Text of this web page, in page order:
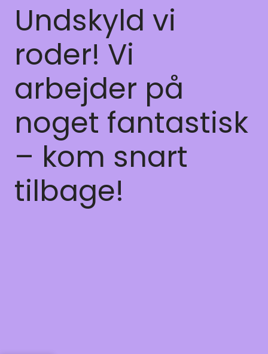
Undskyld vi
roder! Vi
arbejder på
noget fantastisk
– kom snart
tilbage!